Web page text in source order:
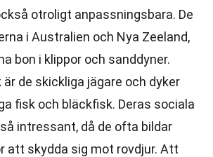
otroligt anpassningsbara. De
i Australien och Nya Zeeland,
bon i klippor och sanddyner.
de skickliga jägare och dyker
fisk och bläckfisk. Deras sociala
intressant, då de ofta bildar
att skydda sig mot rovdjur. Att